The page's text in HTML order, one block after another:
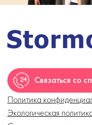
Связаться со
Политика
Экологическая